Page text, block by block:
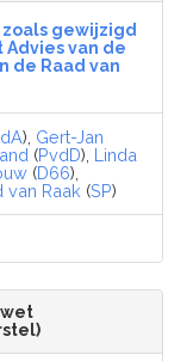
gewijzigd
van de
de Raad van
), Gert-Jan
(PvdD), Linda
(D66),
van Raak (SP)